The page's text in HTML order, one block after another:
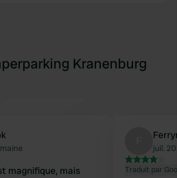
Kranenburg
magnifique, mais
juil.
Traduit par